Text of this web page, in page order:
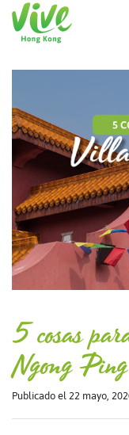
5 cosas
Ngong Ping
Publicado el 22 mayo,